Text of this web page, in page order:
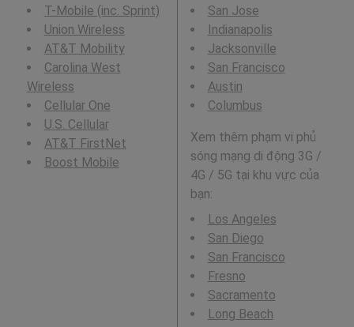
T-Mobile (inc. Sprint)
Union Wireless
AT&T Mobility
Carolina West
Wireless
Cellular One
U.S. Cellular
AT&T FirstNet
Boost Mobile
San Jose
Indianapolis
Jacksonville
San Francisco
Austin
Columbus
Xem thêm phạm vi phủ
sóng mạng di động 3G /
4G / 5G tại khu vực của
bạn:
Los Angeles
San Diego
San Francisco
Fresno
Sacramento
Long Beach